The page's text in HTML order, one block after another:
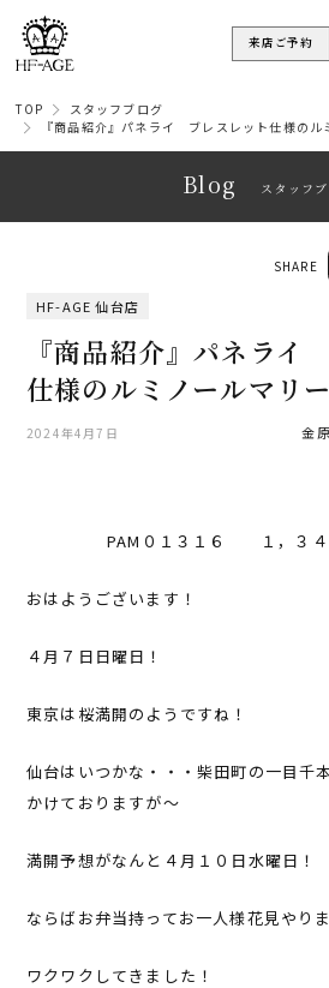
来店ご予約
TOP
スタッフブログ
『商品紹介』パネライ ブレスレット仕様のル
Blog スタッフ
HF-AGE 仙台店
『商品紹介』パネライ
仕様のルミノールマリ
2024年4月7日 金
SHARE
PAM０１３１６ １，３４
おはようございます！
４月７日日曜日！
東京は桜満開のようですね！
仙台はいつかな・・・柴田町の一目千
かけておりますが～
満開予想がなんと４月１０日水曜日
ならばお弁当持ってお一人様花見やり
ワクワクしてきました！